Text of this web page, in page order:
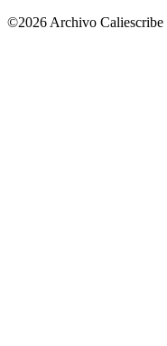
©2026 Archivo Caliescribe